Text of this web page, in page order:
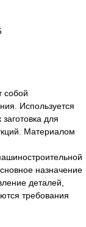
собой
Используется
для
Материалом
назначение
деталей,
требования